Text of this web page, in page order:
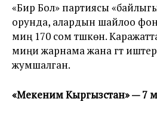
«Бир Бол» партиясы
орунда, алардын шайлоо
миң 170 сом түшкөн.
миңи жарнама жана үгүт
жумшалган.
«Мекеним Кыргызстан» — 7